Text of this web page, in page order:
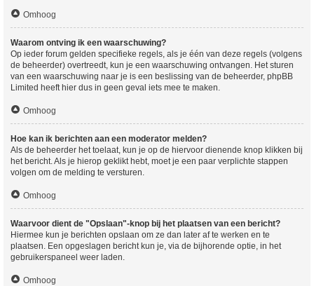
Omhoog
Waarom ontving ik een waarschuwing?
Op ieder forum gelden specifieke regels, als je één van deze regels (volgens
de beheerder) overtreedt, kun je een waarschuwing ontvangen. Het sturen
van een waarschuwing naar je is een beslissing van de beheerder, phpBB
Limited heeft hier dus in geen geval iets mee te maken.
Omhoog
Hoe kan ik berichten aan een moderator melden?
Als de beheerder het toelaat, kun je op de hiervoor dienende knop klikken bij
het bericht. Als je hierop geklikt hebt, moet je een paar verplichte stappen
volgen om de melding te versturen.
Omhoog
Waarvoor dient de "Opslaan"-knop bij het plaatsen van een bericht?
Hiermee kun je berichten opslaan om ze dan later af te werken en te
plaatsen. Een opgeslagen bericht kun je, via de bijhorende optie, in het
gebruikerspaneel weer laden.
Omhoog